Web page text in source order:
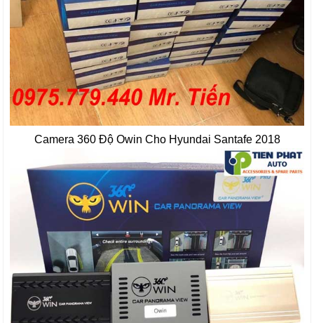
Camera 360 Độ Owin Cho Hyundai Santafe 2018